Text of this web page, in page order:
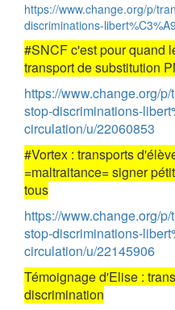
https://www.change.org/p/
discriminations-
#SNCF c'est pour quand
transport de substitution
https://www.change.org/
stop-discriminations-
circulation/u/22060853
#Vortex : transports
=maltraitance= signer
tous
https://www.change.org/
stop-discriminations-
circulation/u/22145906
Témoignage d'Elise :
discrimination